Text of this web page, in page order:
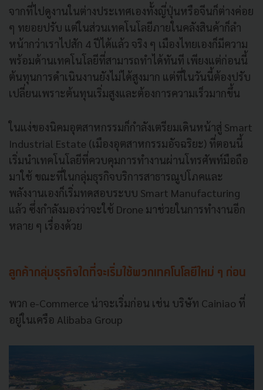
จากที่ไปดูงานในต่างประเทศเองทั้งญี่ปุ่นหรือจีนก็ต่างค่อย
ๆ ทยอยปรับ แต่ในส่วนเทคโนโลยีภายในคลังสินค้าก็ลำ
หน้ากว่าเราไปสัก 4 ปีได้แล้ว จริง ๆ เมืองไทยเองก็มีความ
พร้อมด้านเทคโนโลยีที่สามารถทำได้ทันที เพียงแต่ก่อนนี้
ต้นทุนการดำเนินงานยังไม่ได้สูงมาก แต่ที่ในวันนี้ต้องปรับ
เปลี่ยนเพราะต้นทุนเริ่มสูงและต้องการความเร็วมากขึ้น
ในแง่ของนิคมอุตสาหกรรมก็กำลังเตรียมเดินหน้าสู่ Smart
Industrial Estate (เมืองอุตสาหกรรมอัจฉริยะ) ที่ตอนนี้
เริ่มนำเทคโนโลยีที่ควบคุมการทำงานผ่านโทรศัพท์มือถือ
มาใช้ ขณะที่ในกลุ่มธุรกิจบริการสาธารณูปโภคและ
พลังงานเองก็เริ่มทดสอบระบบ Smart Manufacturing
แล้ว ซึ่งกำลังมองว่าจะใช้ Drone มาช่วยในการทำงานอีก
หลาย ๆ เรื่องด้วย
ลูกค้ากลุ่มธุรกิจใดที่จะเริ่มใช้พวกเทคโนโลยีใหม่ ๆ ก่อน
พวก e-Commerce น่าจะเริ่มก่อน เช่น บริษัท Cainiao ที่
อยู่ในเครือ Alibaba Group